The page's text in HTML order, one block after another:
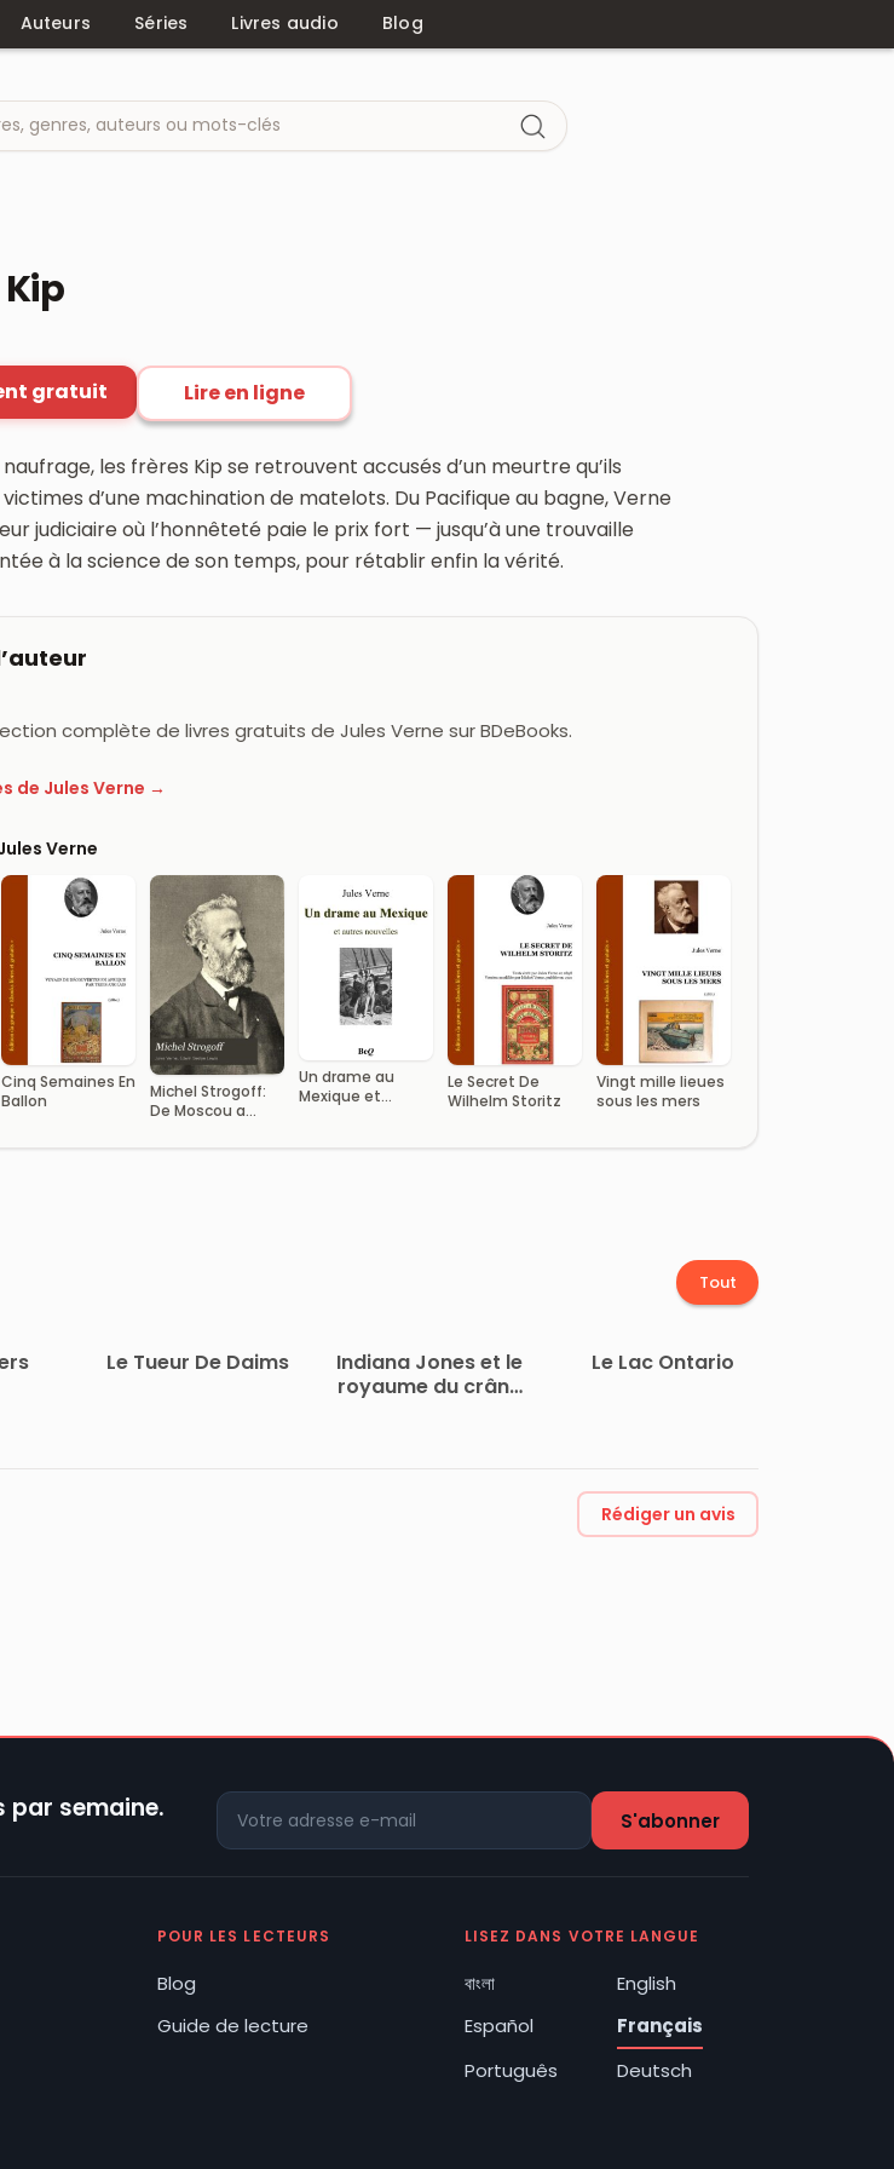
Auteurs Séries Livres audio Blog
gratuit Lire en ligne
les frères Kip se retrouvent accusés d’un meurtre qu’ils
d’une machination de matelots. Du Pacifique au bagne, Verne
judiciaire où l’honnêteté paie le prix fort — jusqu’à une trouvaille
à la science de son temps, pour rétablir enfin la vérité.
complète de livres gratuits de Jules Verne sur BDeBooks.
de Jules Verne →
Verne
Cinq Semaines En
Ballon
Michel Strogoff:
De Moscou a
Un drame au
Mexique et
Le Secret De
Wilhelm Storitz
Vingt mille lieues
sous les mers
Tout
Le Tueur De Daims
Indiana Jones et le
royaume du crâne
Le Lac Ontario
Rédiger un avis
par semaine.
POUR LES LECTEURS
Blog
Guide de lecture
LISEZ DANS VOTRE LANGUE
বাংলা
English
Español
Français
Português
Deutsch